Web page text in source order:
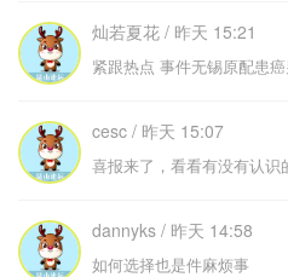
灿若夏花 / 昨天 15:21
紧跟热点 事件无锡原配患
cesc / 昨天 15:07
喜报来了，看看有没有认识
dannyks / 昨天 14:58
如何选择也是件麻烦事